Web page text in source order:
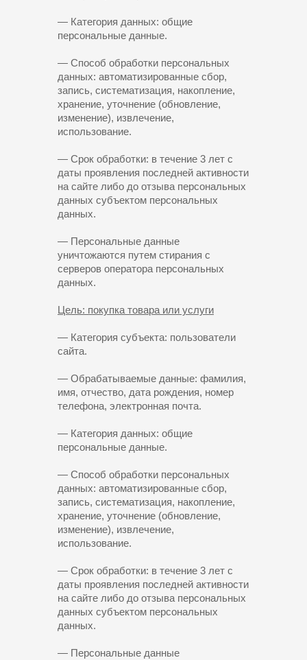
— Категория данных: общие
персональные данные.
— Способ обработки персональных
данных: автоматизированные сбор,
запись, систематизация, накопление,
хранение, уточнение (обновление,
изменение), извлечение,
использование.
— Срок обработки: в течение 3 лет с
даты проявления последней активности
на сайте либо до отзыва персональных
данных субъектом персональных
данных.
— Персональные данные
уничтожаются путем стирания с
серверов оператора персональных
данных.
Цель: покупка товара или услуги
— Категория субъекта: пользователи
сайта.
— Обрабатываемые данные: фамилия,
имя, отчество, дата рождения, номер
телефона, электронная почта.
— Категория данных: общие
персональные данные.
— Способ обработки персональных
данных: автоматизированные сбор,
запись, систематизация, накопление,
хранение, уточнение (обновление,
изменение), извлечение,
использование.
— Срок обработки: в течение 3 лет с
даты проявления последней активности
на сайте либо до отзыва персональных
данных субъектом персональных
данных.
— Персональные данные